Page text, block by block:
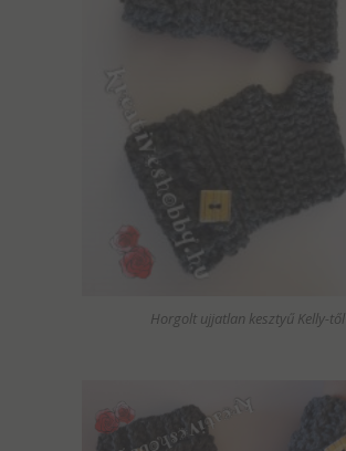
Horgolt ujjatlan kesztyű Kelly-től